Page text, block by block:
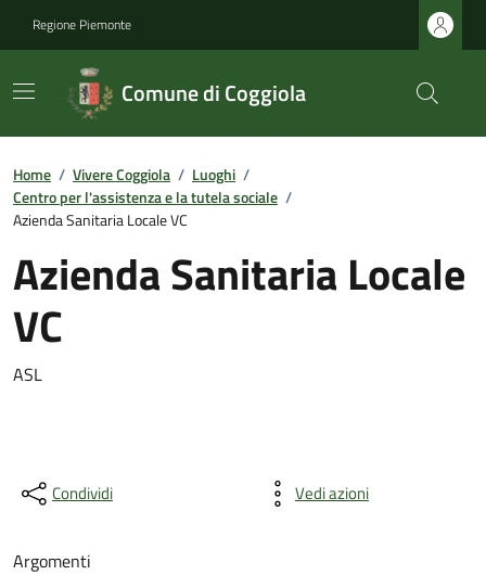
Regione Piemonte
Comune di Coggiola
Home / Vivere Coggiola / Luoghi /
Centro per l'assistenza e la tutela sociale /
Azienda Sanitaria Locale VC
Azienda Sanitaria Locale
VC
ASL
Condividi Vedi azioni
Argomenti